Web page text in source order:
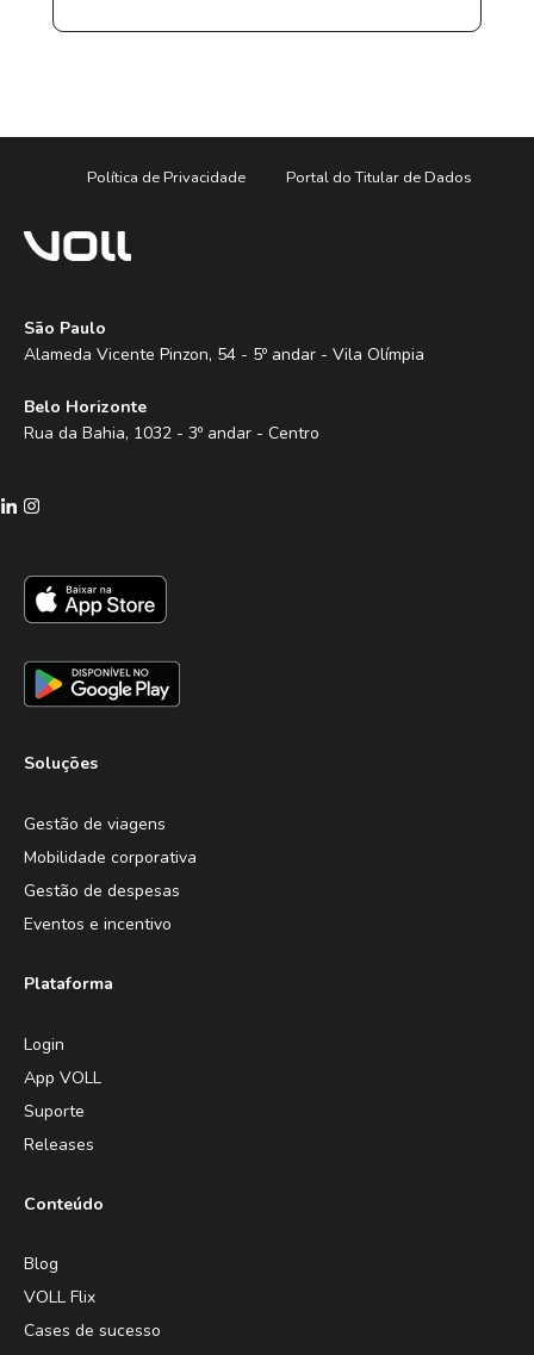
Política de Privacidade Portal do Titular de Dados
São Paulo
Alameda Vicente Pinzon, 54 - 5º andar - Vila Olímpia
Belo Horizonte
Rua da Bahia, 1032 - 3º andar - Centro
Soluções
Gestão de viagens
Mobilidade corporativa
Gestão de despesas
Eventos e incentivo
Plataforma
Login
App VOLL
Suporte
Releases
Conteúdo
Blog
VOLL Flix
Cases de sucesso